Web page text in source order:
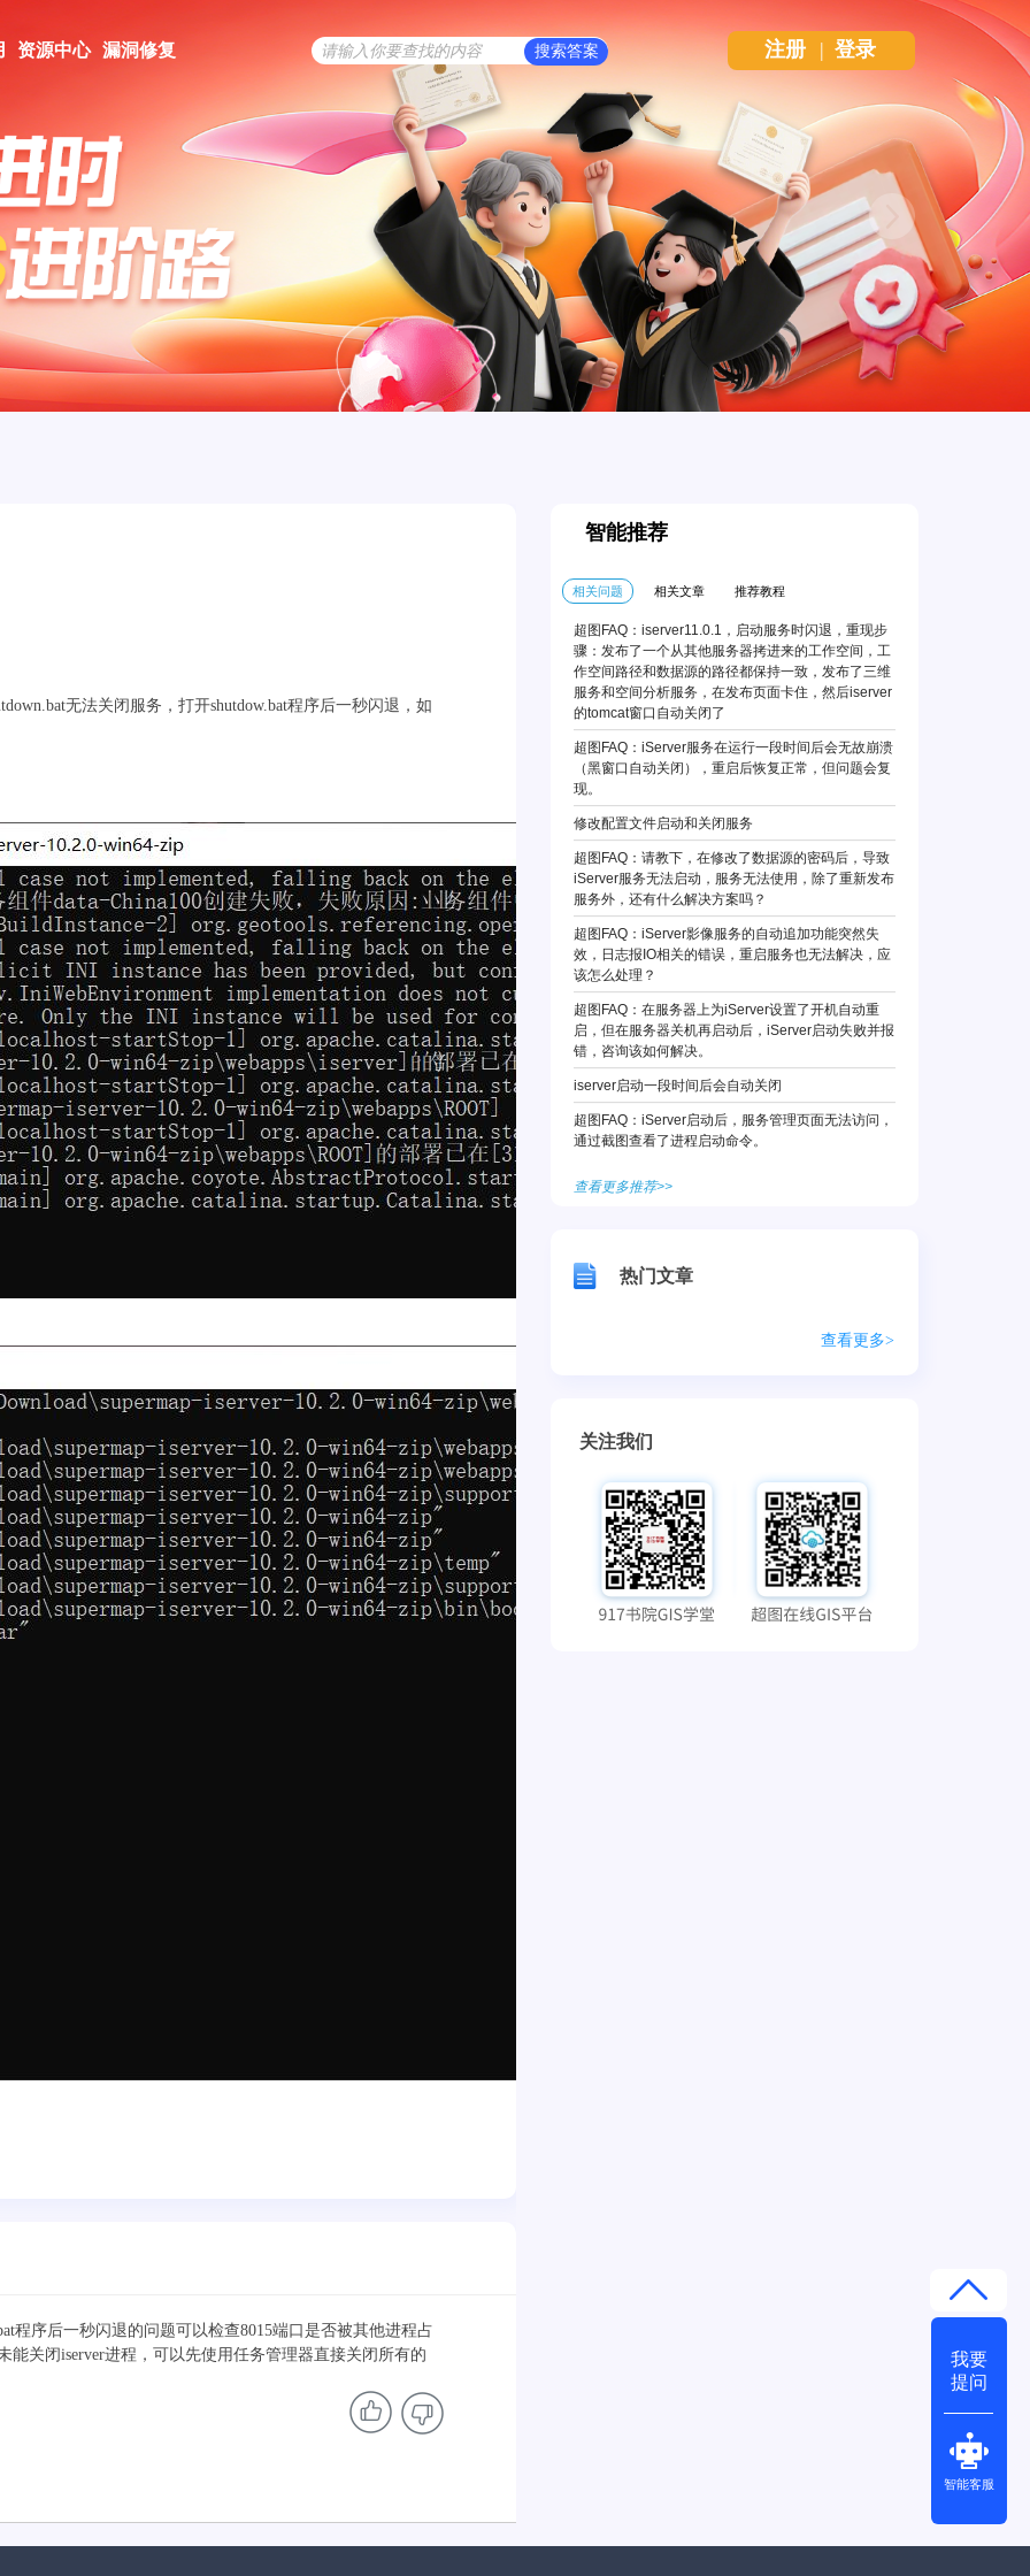
Next
资源中心 漏洞修复 注册 | 登录
我要
提问
智能客服
无法关闭服务，打开shutdow.bat程序后一秒闪退，如
程序后一秒闪退的问题可以检查8015端口是否被其他进程占
关闭iserver进程，可以先使用任务管理器直接关闭所有的
智能推荐
相关问题 相关文章 推荐教程
超图FAQ：iserver11.0.1，启动服务时闪退，重现步
骤：发布了一个从其他服务器拷进来的工作空间，工
作空间路径和数据源的路径都保持一致，发布了三维
服务和空间分析服务，在发布页面卡住，然后iserver
的tomcat窗口自动关闭了
超图FAQ：iServer服务在运行一段时间后会无故崩溃
（黑窗口自动关闭），重启后恢复正常，但问题会复
现。
修改配置文件启动和关闭服务
超图FAQ：请教下，在修改了数据源的密码后，导致
iServer服务无法启动，服务无法使用，除了重新发布
服务外，还有什么解决方案吗？
超图FAQ：iServer影像服务的自动追加功能突然失
效，日志报IO相关的错误，重启服务也无法解决，应
该怎么处理？
超图FAQ：在服务器上为iServer设置了开机自动重
启，但在服务器关机再启动后，iServer启动失败并报
错，咨询该如何解决。
iserver启动一段时间后会自动关闭
超图FAQ：iServer启动后，服务管理页面无法访问，
通过截图查看了进程启动命令。
查看更多推荐>>
热门文章
查看更多>
关注我们